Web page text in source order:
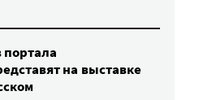
на выставке